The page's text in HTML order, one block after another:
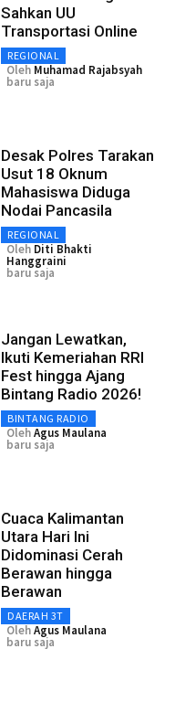
Sahkan UU
Transportasi Online
REGIONAL
Oleh Muhamad Rajabsyah
baru saja
Desak Polres Tarakan
Usut 18 Oknum
Mahasiswa Diduga
Nodai Pancasila
REGIONAL
Oleh Diti Bhakti
Hanggraini
baru saja
Jangan Lewatkan,
Ikuti Kemeriahan RRI
Fest hingga Ajang
Bintang Radio 2026!
BINTANG RADIO
OlehAgus Maulana
baru saja
Cuaca Kalimantan
Utara Hari Ini
Didominasi Cerah
Berawan hingga
Berawan
DAERAH 3T
OlehAgus Maulana
baru saja